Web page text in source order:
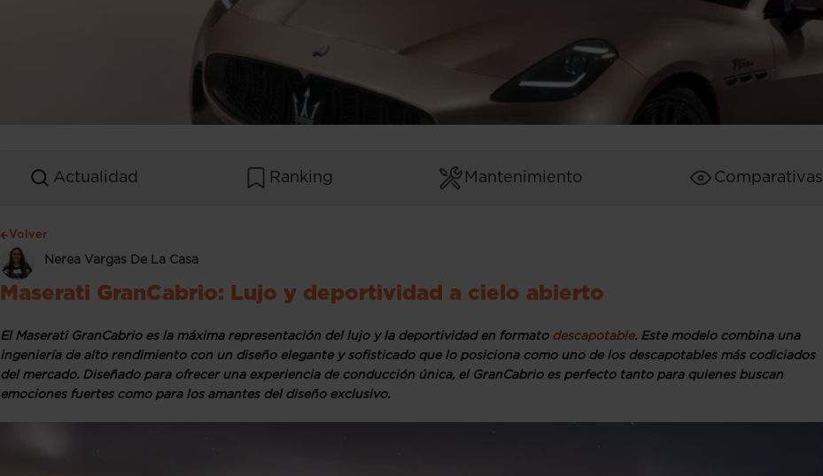
Actualidad Ranking Mantenimiento Comparativas
Volver
Nerea Vargas De La Casa
Maserati GranCabrio: Lujo y deportividad a cielo abierto
El Maserati GranCabrio es la máxima representación del lujo y la deportividad en formato descapotable. Este modelo combina una
ingeniería de alto rendimiento con un diseño elegante y sofisticado que lo posiciona como uno de los descapotables más codiciados
del mercado. Diseñado para ofrecer una experiencia de conducción única, el GranCabrio es perfecto tanto para quienes buscan
emociones fuertes como para los amantes del diseño exclusivo.